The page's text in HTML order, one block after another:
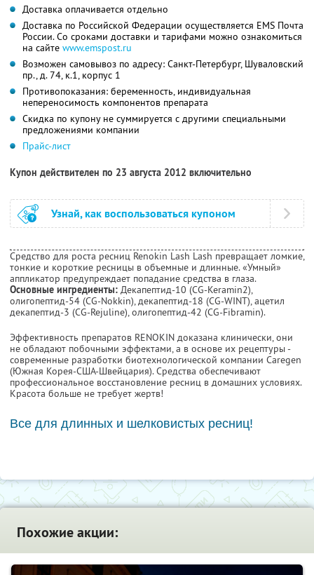
Доставка оплачивается отдельно
Доставка по Российской Федерации осуществляется EMS Почта
России. Со сроками доставки и тарифами можно ознакомиться
на сайте www.emspost.ru
Возможен самовывоз по адресу: Санкт-Петербург, Шуваловский
пр., д. 74, к.1, корпус 1
Противопоказания: беременность, индивидуальная
непереносимость компонентов препарата
Скидка по купону не суммируется с другими специальными
предложениями компании
Прайс-лист
Купон действителен по 23 августа 2012 включительно
Узнай, как воспользоваться купоном
Средство для роста ресниц Renokin Lash Lash превращает ломкие,
тонкие и короткие ресницы в объемные и длинные. «Умный»
аппликатор предупреждает попадание средства в глаза.
Основные ингредиенты: Декапептид-10 (CG-Keramin2),
олигопептид-54 (CG-Nokkin), декапептид-18 (CG-WINT), ацетил
декапептид-3 (CG-Rejuline), олигопептид-42 (CG-Fibramin).
Эффективность препаратов RENOKIN доказана клинически, они
не обладают побочными эффектами, а в основе их рецептуры -
современные разработки биотехнологической компании Caregen
(Южная Корея-США-Швейцария). Средства обеспечивают
профессиональное восстановление ресниц в домашних условиях.
Красота больше не требует жертв!
Все для длинных и шелковистых ресниц!
Похожие акции: